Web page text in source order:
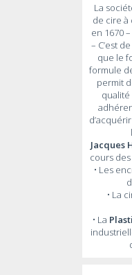
La
de cire à
en 1670
– C’est
que le
formule
permit
qualité
Jacques
cours
• Les
• La
• La